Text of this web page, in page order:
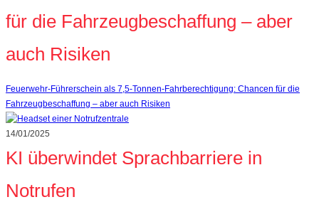
für die Fahrzeugbeschaffung – aber
auch Risiken
Feuerwehr-Führerschein als 7,5-Tonnen-Fahrberechtigung: Chancen für die
Fahrzeugbeschaffung – aber auch Risiken
14/01/2025
KI überwindet Sprachbarriere in
Notrufen